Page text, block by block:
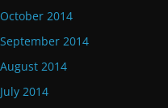
October 2014
September 2014
August 2014
July 2014